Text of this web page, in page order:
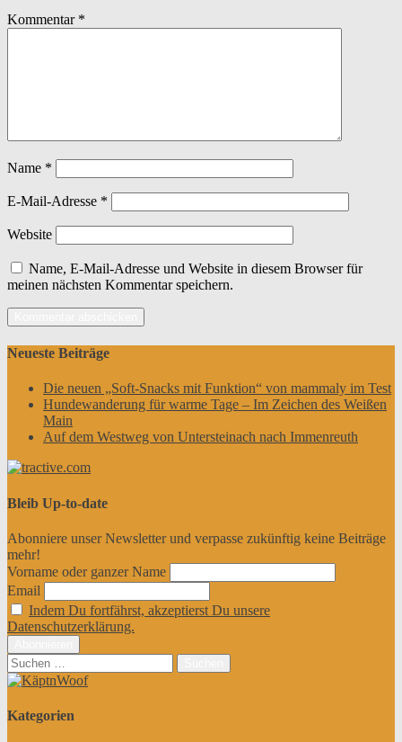
Kommentar *
Name *
E-Mail-Adresse *
Website
Name, E-Mail-Adresse und Website in diesem Browser für
meinen nächsten Kommentar speichern.
Neueste Beiträge
Die neuen „Soft-Snacks mit Funktion“ von mammaly im Test
Hundewanderung für warme Tage – Im Zeichen des Weißen
Main
Auf dem Westweg von Untersteinach nach Immenreuth
Bleib Up-to-date
Abonniere unser Newsletter und verpasse zukünftig keine Beiträge
mehr!
Vorname oder ganzer Name
Email
Indem Du fortfährst, akzeptierst Du unsere
Datenschutzerklärung.
Suchen
nach:
Kategorien